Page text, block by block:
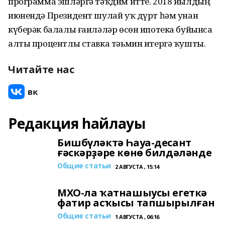
июнендә Президент шулай уҡ дүрт һәм унан
күберәк балалы ғаиләләр өсөн ипотека буйынса
алты процентлы ставка тәьмин итергә ҡушты.
Читайте нас
Редакция һайлауы
Бишбүләктә Һауа-десант
ғәскәрҙәре көнө билдәләнде
Общие статьи 2 АВГУСТА , 15:14
МХО-ла ҡатнашыусы егеткә
фатир асҡысы тапшырылған
Общие статьи 1 АВГУСТА , 06:16